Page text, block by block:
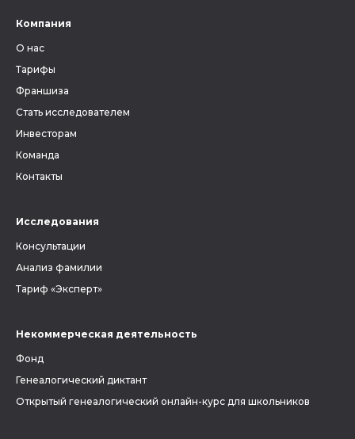
Компания
О нас
Тарифы
Франшиза
Стать исследователем
Инвесторам
Команда
Контакты
Исследования
Консультации
Анализ фамилии
Тариф «Эксперт»
Некоммерческая деятельность
Фонд
Генеалогический диктант
Открытый генеалогический онлайн-курс для школьников